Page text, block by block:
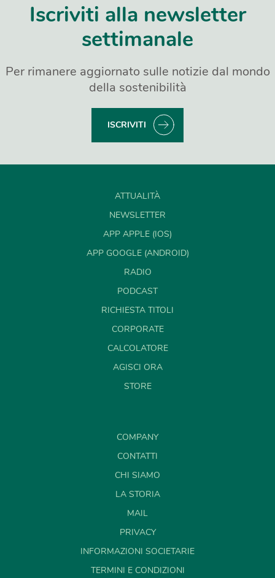
Iscriviti alla newsletter
settimanale
Per rimanere aggiornato sulle notizie dal mondo
della sostenibilità
ISCRIVITI
ATTUALITÀ
NEWSLETTER
APP APPLE (IOS)
APP GOOGLE (ANDROID)
RADIO
PODCAST
RICHIESTA TITOLI
CORPORATE
CALCOLATORE
AGISCI ORA
STORE
COMPANY
CONTATTI
CHI SIAMO
LA STORIA
MAIL
PRIVACY
INFORMAZIONI SOCIETARIE
TERMINI E CONDIZIONI